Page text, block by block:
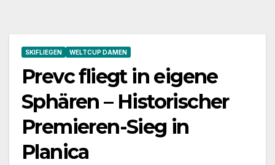
SKIFLIEGEN WELTCUP DAMEN
Prevc fliegt in eigene
Sphären – Historischer
Premieren-Sieg in
Planica